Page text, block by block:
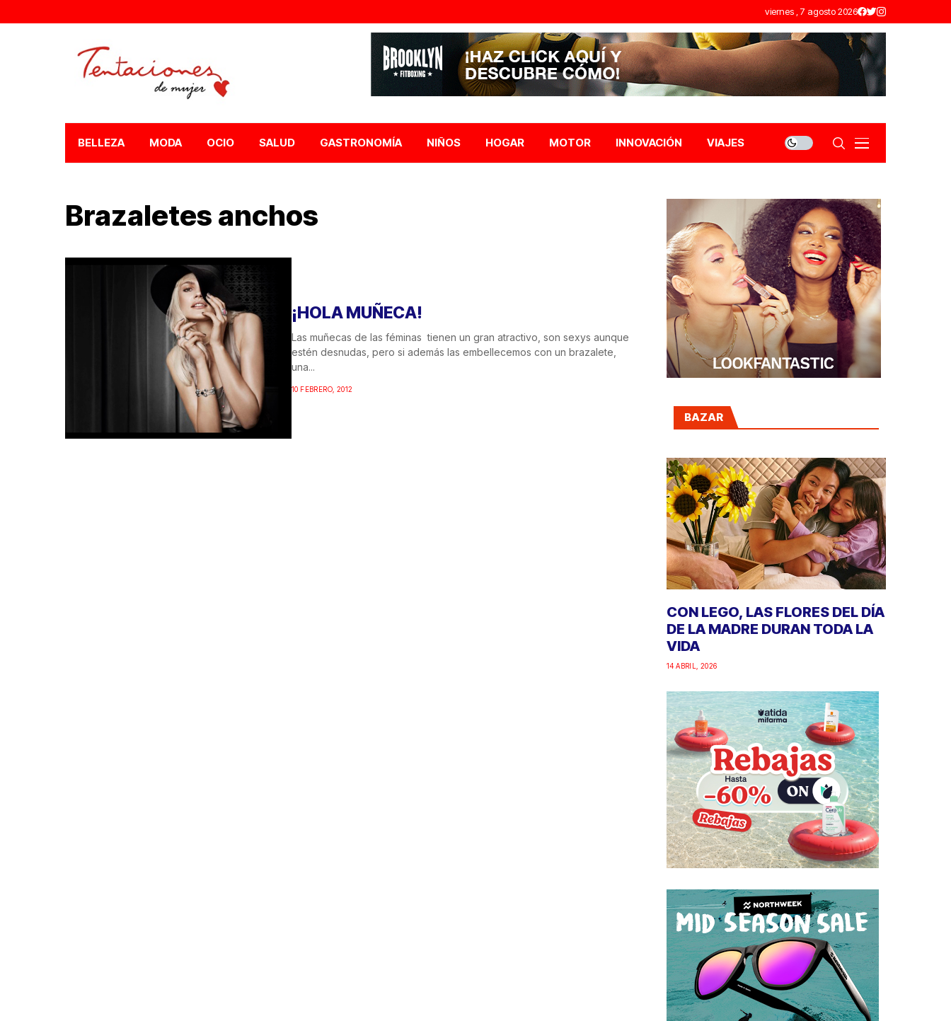
viernes , 7 agosto 2026
BELLEZA MODA OCIO SALUD GASTRONOMÍA NIÑOS HOGAR MOTOR INNOVACIÓN VIAJES
Brazaletes anchos
¡HOLA MUÑECA!
Las muñecas de las féminas tienen un gran atractivo, son sexys aunque
estén desnudas, pero si además las embellecemos con un brazalete,
una...
10 FEBRERO, 2012
BAZAR
CON LEGO, LAS FLORES DEL DÍA
DE LA MADRE DURAN TODA LA
VIDA
14 ABRIL, 2026